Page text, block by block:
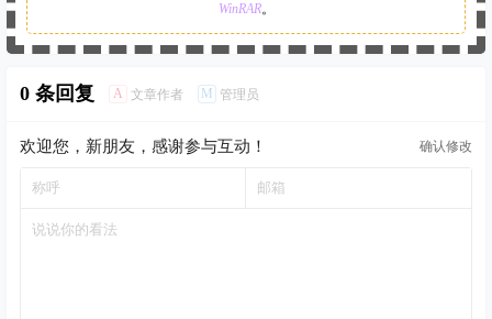
WinRAR。
0 条回复 A 文章作者 M 管理员
欢迎您，新朋友，感谢参与互动！ 确认修改